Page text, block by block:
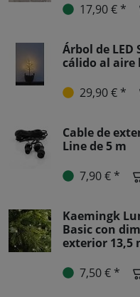
17,90 € *
Árbol de LED
cálido al aire
29,90 € *
Cable de
Line de 5 m
7,90 € *
Kaemingk
Basic con
exterior 13,5
7,50 € *